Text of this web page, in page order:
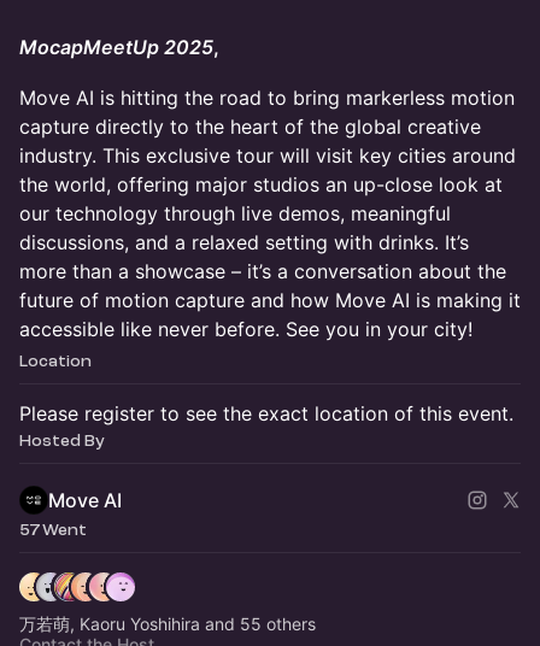
MocapMeetUp 2025,
​Move AI is hitting the road to bring markerless motion
capture directly to the heart of the global creative
industry. This exclusive tour will visit key cities around
the world, offering major studios an up-close look at
our technology through live demos, meaningful
discussions, and a relaxed setting with drinks. It’s
more than a showcase – it’s a conversation about the
future of motion capture and how Move AI is making it
accessible like never before. See you in your city!
Location
Please register to see the exact location of this event.
Hosted By
Move AI
57 Went
万若萌, Kaoru Yoshihira and 55 others